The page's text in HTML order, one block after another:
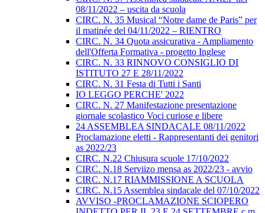
08/11/2022 – uscita da scuola
CIRC. N. 35 Musical “Notre dame de Paris” per
il matinée del 04/11/2022 – RIENTRO
CIRC. N. 34 Quota assicurativa - Ampliamento
dell'Offerta Formativa - progetto Inglese
CIRC. N. 33 RINNOVO CONSIGLIO DI
ISTITUTO 27 E 28/11/2022
CIRC. N. 31 Festa di Tutti i Santi
IO LEGGO PERCHE' 2022
CIRC. N. 27 Manifestazione presentazione
giornale scolastico Voci curiose e libere
24 ASSEMBLEA SINDACALE 08/11/2022
Proclamazione eletti - Rappresentanti dei genitori
as 2022/23
CIRC. N.22 Chiusura scuole 17/10/2022
CIRC. N.18 Serviizo mensa as 2022/23 - avvio
CIRC. N.17 RIAMMISSIONE A SCUOLA
CIRC. N.15 Assemblea sindacale del 07/10/2022
AVVISO -PROCLAMAZIONE SCIOPERO